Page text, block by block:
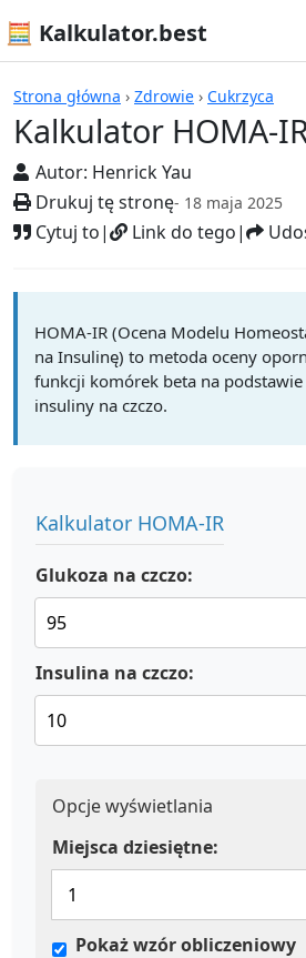
🧮 Kalkulator.best
Strona główna › Zdrowie › Cukrzyca
Kalkulator HOMA-
Autor: Henrick Yau
Drukuj tę stronę- 18 maja 2025
Cytuj to| Link do tego|
Kalkulatory
HOMA-IR (Ocena Modelu
na Insulinę) to metoda oceny
funkcji komórek beta na
insuliny na czczo.
Kalkulator HOMA-IR
Glukoza na czczo:
Insulina na czczo:
Opcje wyświetlania
Miejsca dziesiętne:
Pokaż wzór obliczeniowy